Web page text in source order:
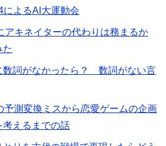
によるAI大運動会
アキネイターの代わりは務まるか
た
数詞がなかったら？ 数詞がない言
予測変換ミスから恋愛ゲームの企画
考えるまでの話